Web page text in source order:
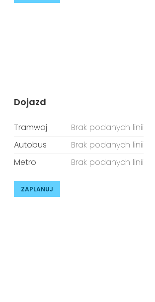
Dojazd
Tramwaj
Brak podanych linii
Autobus
Brak podanych linii
Metro
Brak podanych linii
ZAPLANUJ